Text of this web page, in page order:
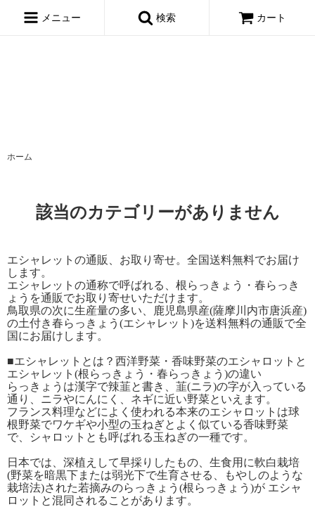
{dataLayer.push(arguments);} gtag('js', new Date()); gtag('config',
メニュー 検索 カート
ホーム
該当のカテゴリーがありません
エシャレットの通販、お取り寄せ。全国送料無料でお届け
します。
エシャレットの通称で呼ばれる、根らっきょう・春らっき
ょうを通販でお取り寄せいただけます。
鳥取県の次に生産量の多い、鹿児島県産(薩摩川内市唐浜産)
の土付き春らっきょう(エシャレット)を送料無料の通販で全
国にお届けします。
■エシャレットとは？西洋野菜・香味野菜のエシャロットと
エシャレット(根らっきょう・春らっきょう)の違い
らっきょうは漢字で辣韮と書き、韮(ニラ)の字が入っている
通り、ニラやにんにく、ネギに近い野菜といえます。
フランス料理などによく使われる本来のエシャロットは球
根野菜でワケギや小型の玉ねぎとよく似ている香味野菜
で、シャロットとも呼ばれる玉ねぎの一種です。
日本では、深植えして早採りしたもの、生食用に軟白栽培
(野菜を暗黒下または弱光下で生育させる、もやしのような
栽培法)された若摘みのらっきょう(根らっきょう)が エシャ
ロットと混同されることがあります。